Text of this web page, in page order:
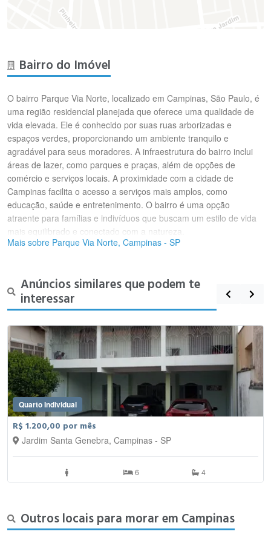
Bairro do Imóvel
O bairro Parque Via Norte, localizado em Campinas, São Paulo, é
uma região residencial planejada que oferece uma qualidade de
vida elevada. Ele é conhecido por suas ruas arborizadas e
espaços verdes, proporcionando um ambiente tranquilo e
agradável para seus moradores. A infraestrutura do bairro inclui
áreas de lazer, como parques e praças, além de opções de
comércio e serviços locais. A proximidade com a cidade de
Campinas facilita o acesso a serviços mais amplos, como
educação, saúde e entretenimento. O bairro é uma opção
atraente para famílias e indivíduos que buscam um estilo de vida
mais equilibrado e conectado com a natureza.
Mais sobre Parque Via Norte, Campinas - SP
Anúncios similares que podem te
interessar
Quarto Individual
R$ 1.200,00 por mês
Jardim Santa Genebra, Campinas - SP
6 4
Outros locais para morar em Campinas